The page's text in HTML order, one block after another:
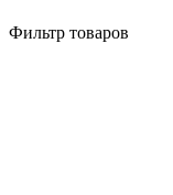
Фильтр товаров